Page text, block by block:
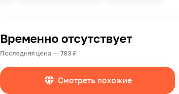
Временно отсутствует
Последняя цена — 783 ₽
Смотреть похожие